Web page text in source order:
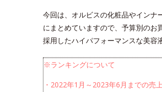
今回は、オルビスの化粧品やインナ
にまとめていますので、予算別のお
採用したハイパフォーマンスな美容
※ランキングについて
・2022年1月～2023年6月までの売